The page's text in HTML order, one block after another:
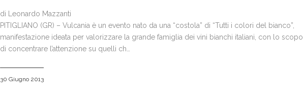
di Leonardo Mazzanti
PITIGLIANO (GR) – Vulcania è un evento nato da una “costola” di “Tutti i colori del bianco”,
manifestazione ideata per valorizzare la grande famiglia dei vini bianchi italiani, con lo scopo
di concentrare l’attenzione su quelli ch…
30 Giugno 2013